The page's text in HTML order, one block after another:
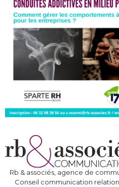
Rb & associés, agence de
Conseil communication